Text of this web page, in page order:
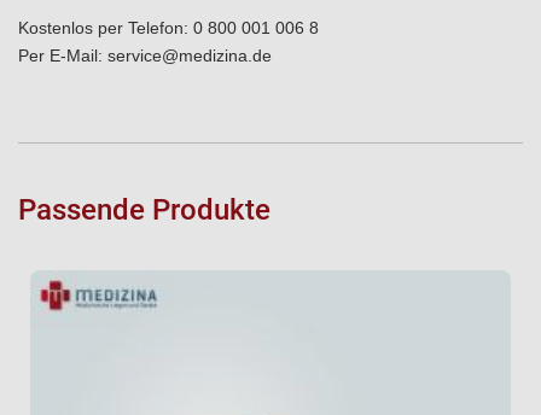
Kostenlos per Telefon: 0 800 001 006 8
Per E-Mail: service@medizina.de
Passende Produkte